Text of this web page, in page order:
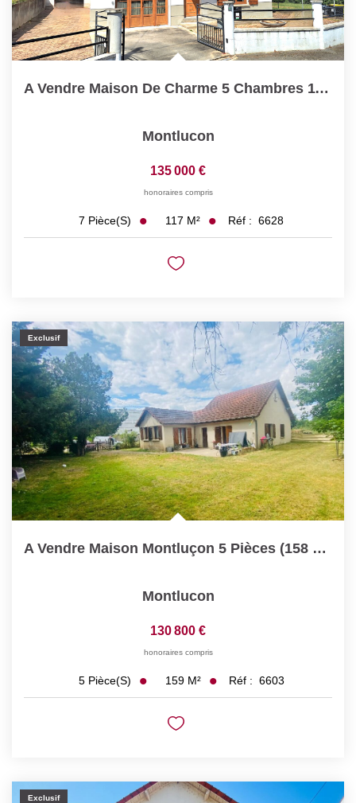
A Vendre Maison De Charme 5 Chambres 118 M2 Secteur Calme...
Montlucon
135 000 €
honoraires compris
7 Pièce(s) 117 M² Réf : 6628
Exclusif
A Vendre Maison Montluçon 5 Pièces (158 M² Hab) - Séjour...
Montlucon
130 800 €
honoraires compris
5 Pièce(s) 159 M² Réf : 6603
Exclusif